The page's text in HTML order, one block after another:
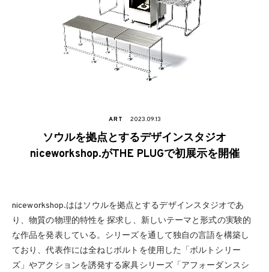
ART 2023.09.13
ソウルを拠点とするデザインスタジオ
niceworkshop.がTHE PLUGで初展示を開催
niceworkshop.ははソウルを拠点とするデザインスタジオであ
り、物質の物理的特性を 探求し、新しいテーマと形式の実験的
な作品を発表している。シリーズを通して独自の言語を構築し
ており、代表作には全ねじボルトを使用した「ボルトシリー
ズ」やアクションを誘発する家具シリーズ「アフォーダンスシ